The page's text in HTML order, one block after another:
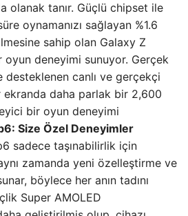
olanak tanır. Güçlü chipset ile
oynamanızı sağlayan %1.6
sahip olan Galaxy Z
oyun deneyimi sunuyor. Gerçek
desteklenen canlı ve gerçekçi
daha parlak bir 2,600
bir oyun deneyimi
Size Özel Deneyimler
sadece taşınabilirlik için
zamanda yeni özelleştirme ve
böylece her anın tadını
Super AMOLED